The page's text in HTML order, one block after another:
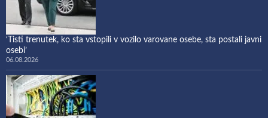
‘Tisti trenutek, ko sta vstopili v vozilo varovane osebe, sta postali javni
osebi’
06.08.2026